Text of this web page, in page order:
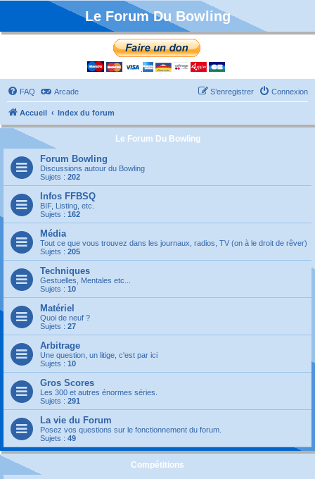
Le Forum Du Bowling
FAQ Arcade Connexion
S’enregistrer
Accueil Index du forum
Le Forum Du Bowling
Forum Bowling
Discussions autour du Bowling
Sujets : 202
Infos FFBSQ
BIF, Listing, etc.
Sujets : 162
Média
Tout ce que vous trouvez dans les journaux, radios, TV (on à le droit de rêver)
Sujets : 205
Techniques
Gestuelles, Mentales etc...
Sujets : 10
Matériel
Quoi de neuf ?
Sujets : 27
Arbitrage
Une question, un litige, c'est par ici
Sujets : 10
Gros Scores
Les 300 et autres énormes séries.
Sujets : 291
La vie du Forum
Posez vos questions sur le fonctionnement du forum.
Sujets : 49
Compétitions